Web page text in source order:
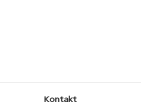
Kontakt